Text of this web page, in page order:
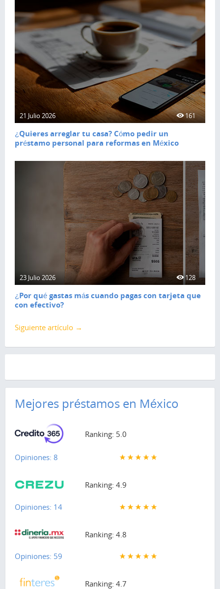
21 Julio 2026 161
¿Quieres arreglar tu casa? Cómo pedir un
préstamo personal para reformas en México
23 Julio 2026 128
¿Por qué gastas más cuando pagas con tarjeta que
con efectivo?
Siguiente artículo →
Mejores préstamos en México
Ranking: 5.0
Opiniones: 8
Ranking: 4.9
Opiniones: 14
Ranking: 4.8
Opiniones: 59
Ranking: 4.7